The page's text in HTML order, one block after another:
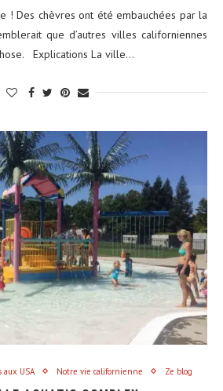
! Des chèvres ont été embauchées par la
que d’autres villes californiennes
Explications La ville…
USA Notre vie californienne Ze blog